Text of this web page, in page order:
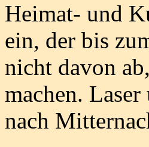
Heimat- und
ein, der bis
nicht davon
machen.
nach